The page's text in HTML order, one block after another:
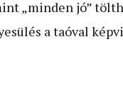
„minden jó”
a taóval